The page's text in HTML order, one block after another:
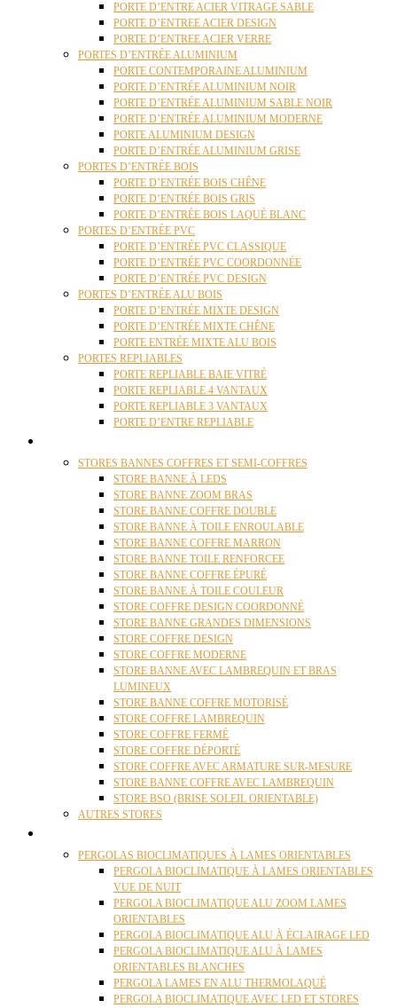
PORTE D’ENTRE ACIER VITRAGE SABLE
PORTE D’ENTREE ACIER DESIGN
PORTE D’ENTREE ACIER VERRE
PORTES D’ENTRÉE ALUMINIUM
PORTE CONTEMPORAINE ALUMINIUM
PORTE D’ENTRÉE ALUMINIUM NOIR
PORTE D’ENTRÉE ALUMINIUM SABLE NOIR
PORTE D’ENTRÉE ALUMINIUM MODERNE
PORTE ALUMINIUM DESIGN
PORTE D’ENTRÉE ALUMINIUM GRISE
PORTES D’ENTRÉE BOIS
PORTE D’ENTRÉE BOIS CHÊNE
PORTE D’ENTRÉE BOIS GRIS
PORTE D’ENTRÉE BOIS LAQUÉ BLANC
PORTES D’ENTRÉE PVC
PORTE D’ENTRÉE PVC CLASSIQUE
PORTE D’ENTRÉE PVC COORDONNÉE
PORTE D’ENTRÉE PVC DESIGN
PORTES D’ENTRÉE ALU BOIS
PORTE D’ENTRÉE MIXTE DESIGN
PORTE D’ENTRÉE MIXTE CHÊNE
PORTE ENTRÉE MIXTE ALU BOIS
PORTES REPLIABLES
PORTE REPLIABLE BAIE VITRÉ
PORTE REPLIABLE 4 VANTAUX
PORTE REPLIABLE 3 VANTAUX
PORTE D’ENTRE REPLIABLE
STORES BANNES COFFRES ET SEMI-COFFRES
STORE BANNE À LEDS
STORE BANNE ZOOM BRAS
STORE BANNE COFFRE DOUBLE
STORE BANNE À TOILE ENROULABLE
STORE BANNE COFFRE MARRON
STORE BANNE TOILE RENFORCEE
STORE BANNE COFFRE ÉPURÉ
STORE BANNE À TOILE COULEUR
STORE COFFRE DESIGN COORDONNÉ
STORE BANNE GRANDES DIMENSIONS
STORE COFFRE DESIGN
STORE COFFRE MODERNE
STORE BANNE AVEC LAMBREQUIN ET BRAS
LUMINEUX
STORE BANNE COFFRE MOTORISÉ
STORE COFFRE LAMBREQUIN
STORE COFFRE FERMÉ
STORE COFFRE DÉPORTÉ
STORE COFFRE AVEC ARMATURE SUR-MESURE
STORE BANNE COFFRE AVEC LAMBREQUIN
STORE BSO (BRISE SOLEIL ORIENTABLE)
AUTRES STORES
PERGOLAS BIOCLIMATIQUES À LAMES ORIENTABLES
PERGOLA BIOCLIMATIQUE À LAMES ORIENTABLES
VUE DE NUIT
PERGOLA BIOCLIMATIQUE ALU ZOOM LAMES
ORIENTABLES
PERGOLA BIOCLIMATIQUE ALU À ÉCLAIRAGE LED
PERGOLA BIOCLIMATIQUE ALU À LAMES
ORIENTABLES BLANCHES
PERGOLA LAMES EN ALU THERMOLAQUÉ
PERGOLA BIOCLIMATIQUE AVEC LED ET STORES